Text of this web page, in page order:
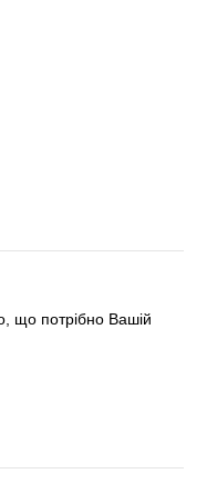
що потрібно Вашій